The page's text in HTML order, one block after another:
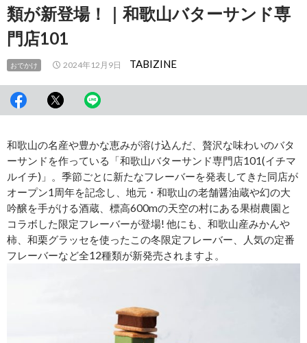
類が新登場！｜和歌山バターサンド専
門店101
おでかけ 2024年12月9日 TABIZINE
和歌山の名産や豊かな恵みが溶け込んだ、贅沢な味わいのバタ
ーサンドを作っている「和歌山バターサンド専門店101(イチマ
ルイチ)」。季節ごとに新たなフレーバーを発表してきた同店が
オープン1周年を記念し、地元・和歌山の老舗醤油蔵や幻の大
吟醸を手がける酒蔵、標高600mの天空の村にある果樹農園と
コラボした限定フレーバーが登場! 他にも、和歌山産みかんや
柿、和栗グラッセを使ったこの冬限定フレーバー、人気の定番
フレーバーなど全12種類が新発売されますよ。